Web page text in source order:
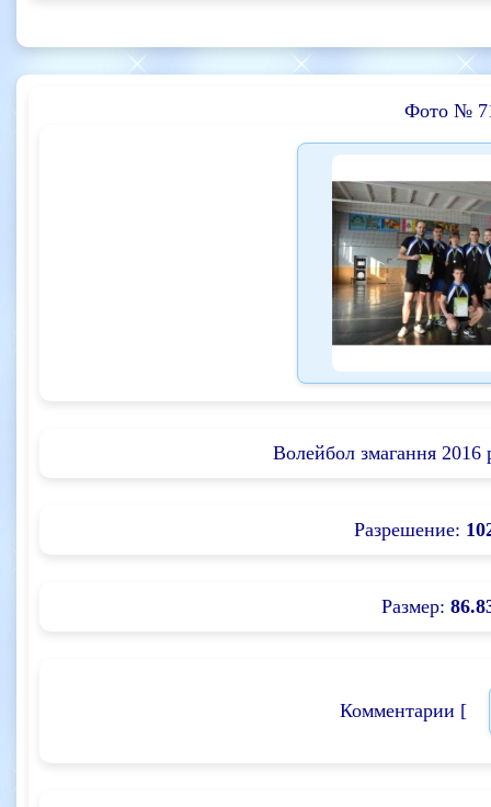
Фото №
Волейбол змагання 2016
Разрешение:
Размер:
Комментарии [